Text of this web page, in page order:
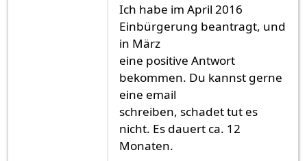
Ich habe im April 2016
Einbürgerung beantragt, und
in März
eine positive Antwort
bekommen. Du kannst gerne
eine email
schreiben, schadet tut es
nicht. Es dauert ca. 12
Monaten.